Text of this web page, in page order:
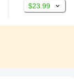
$23.99